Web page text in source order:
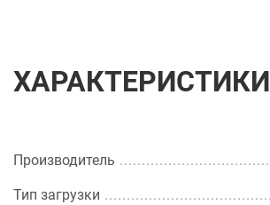
ХАРАКТЕРИСТИКИ
Производитель
Тип загрузки